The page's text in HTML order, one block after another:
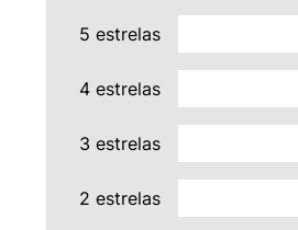
5 estrelas
4 estrelas
3 estrelas
2 estrelas